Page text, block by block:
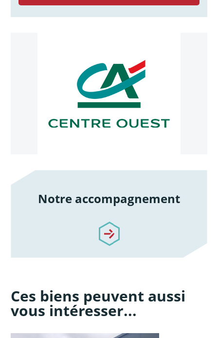
Notre accompagnement
/notre-accompagnement
Ces biens peuvent aussi
vous intéresser...